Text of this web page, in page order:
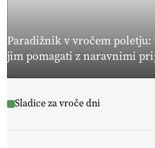
Paradižnik v vročem
jim pomagati z naravnimi
Sladice za vroče dni